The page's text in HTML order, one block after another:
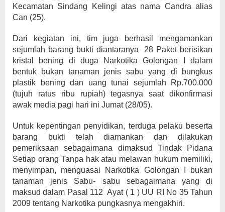
Kecamatan Sindang Kelingi atas nama Candra alias
Can (25).
Dari kegiatan ini, tim juga berhasil mengamankan
sejumlah barang bukti diantaranya 28 Paket berisikan
kristal bening di duga Narkotika Golongan I dalam
bentuk bukan tanaman jenis sabu yang di bungkus
plastik bening dan uang tunai sejumlah Rp.700.000
(tujuh ratus ribu rupiah) tegasnya saat dikonfirmasi
awak media pagi hari ini Jumat (28/05).
Untuk kepentingan penyidikan, terduga pelaku beserta
barang bukti telah diamankan dan dilakukan
pemeriksaan sebagaimana dimaksud Tindak Pidana
Setiap orang Tanpa hak atau melawan hukum memiliki,
menyimpan, menguasai Narkotika Golongan I bukan
tanaman jenis Sabu- sabu sebagaimana yang di
maksud dalam Pasal 112 Ayat ( 1 ) UU RI No 35 Tahun
2009 tentang Narkotika pungkasnya mengakhiri.